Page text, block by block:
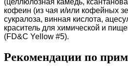
(целлюлозная камедь,
кофеин (из чая и/или кофейных
сукралоза, винная кислота,
краситель для химической и
(FD&C Yellow #5).
Рекомендации по